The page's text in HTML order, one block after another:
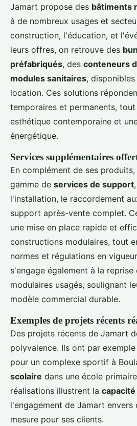
Jamart propose des bâtiments
à de nombreux usages et
construction, l'éducation, et
leurs offres, on retrouve des
préfabriqués, des conteneurs
modules sanitaires,
location. Ces solutions
temporaires et permanents,
esthétique contemporaine et
énergétique.
Services supplémentaires
En complément de ses
gamme de services de support
l'installation, le raccordement
support après-vente complet.
une mise en place rapide et
constructions modulaires, tout
normes et régulations en
s'engage également à la
modulaires usagés, soulignant
modèle commercial durable.
Exemples de projets récents
Des projets récents de Jamart
polyvalence. Ils ont par
pour un complexe sportif à
scolaire dans une école
réalisations illustrent la
l'engagement de Jamart envers
mesure pour ses clients.